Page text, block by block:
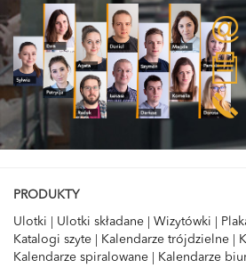
PRODUKTY
Ulotki Ulotki składane Wizytówki
Katalogi szyte
Kalendarze trójdzielne
Kalendarze spiralowane
Kalendarze